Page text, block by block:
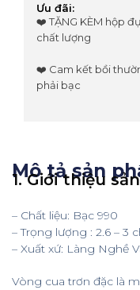
Ưu đãi:
❤️ TẶNG KÈM hộp
chất lượng
❤️ Cam kết bồi
phải bạc
Mô tả sản
1. Giới thiệu
– Chất liệu: Bạc 990
– Trọng lượng : 2.6 – 3
– Xuất xứ: Làng Nghề
Vòng cua trơn đặc là